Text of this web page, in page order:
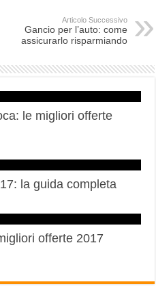
Articolo Successivo
Gancio per l’auto: come
assicurarlo risparmiando
le migliori offerte
la guida completa
offerte 2017